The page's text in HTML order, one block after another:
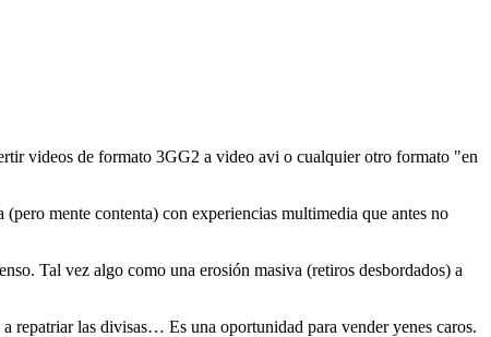
videos de formato 3GG2 a video avi o cualquier otro formato "en
mente contenta) con experiencias multimedia que antes no
Tal vez algo como una erosión masiva (retiros desbordados) a
repatriar las divisas… Es una oportunidad para vender yenes caros.